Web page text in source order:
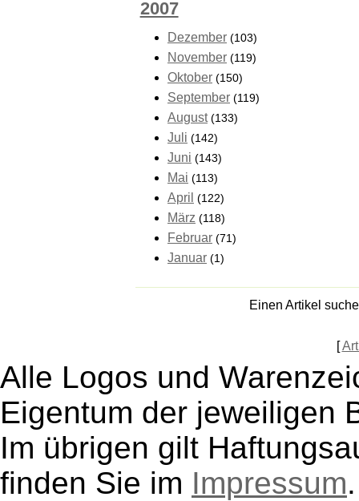
2007
Dezember (103)
November (119)
Oktober (150)
September (119)
August (133)
Juli (142)
Juni (143)
Mai (113)
April (122)
März (118)
Februar (71)
Januar (1)
Einen Artikel
[
Alle Logos und
Eigentum der jeweiligen
Im übrigen gilt
finden Sie im Impressum.